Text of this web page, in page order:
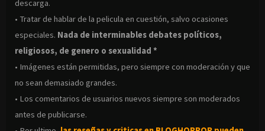
descarga.
• Tratar de hablar de la pelicula en cuestión, salvo ocasiones
especiales. Nada de interminables debates políticos,
religiosos, de genero o sexualidad *
• Imágenes están permitidas, pero siempre con moderación y que
no sean demasiado grandes.
• Los comentarios de usuarios nuevos siempre son moderados
antes de publicarse.